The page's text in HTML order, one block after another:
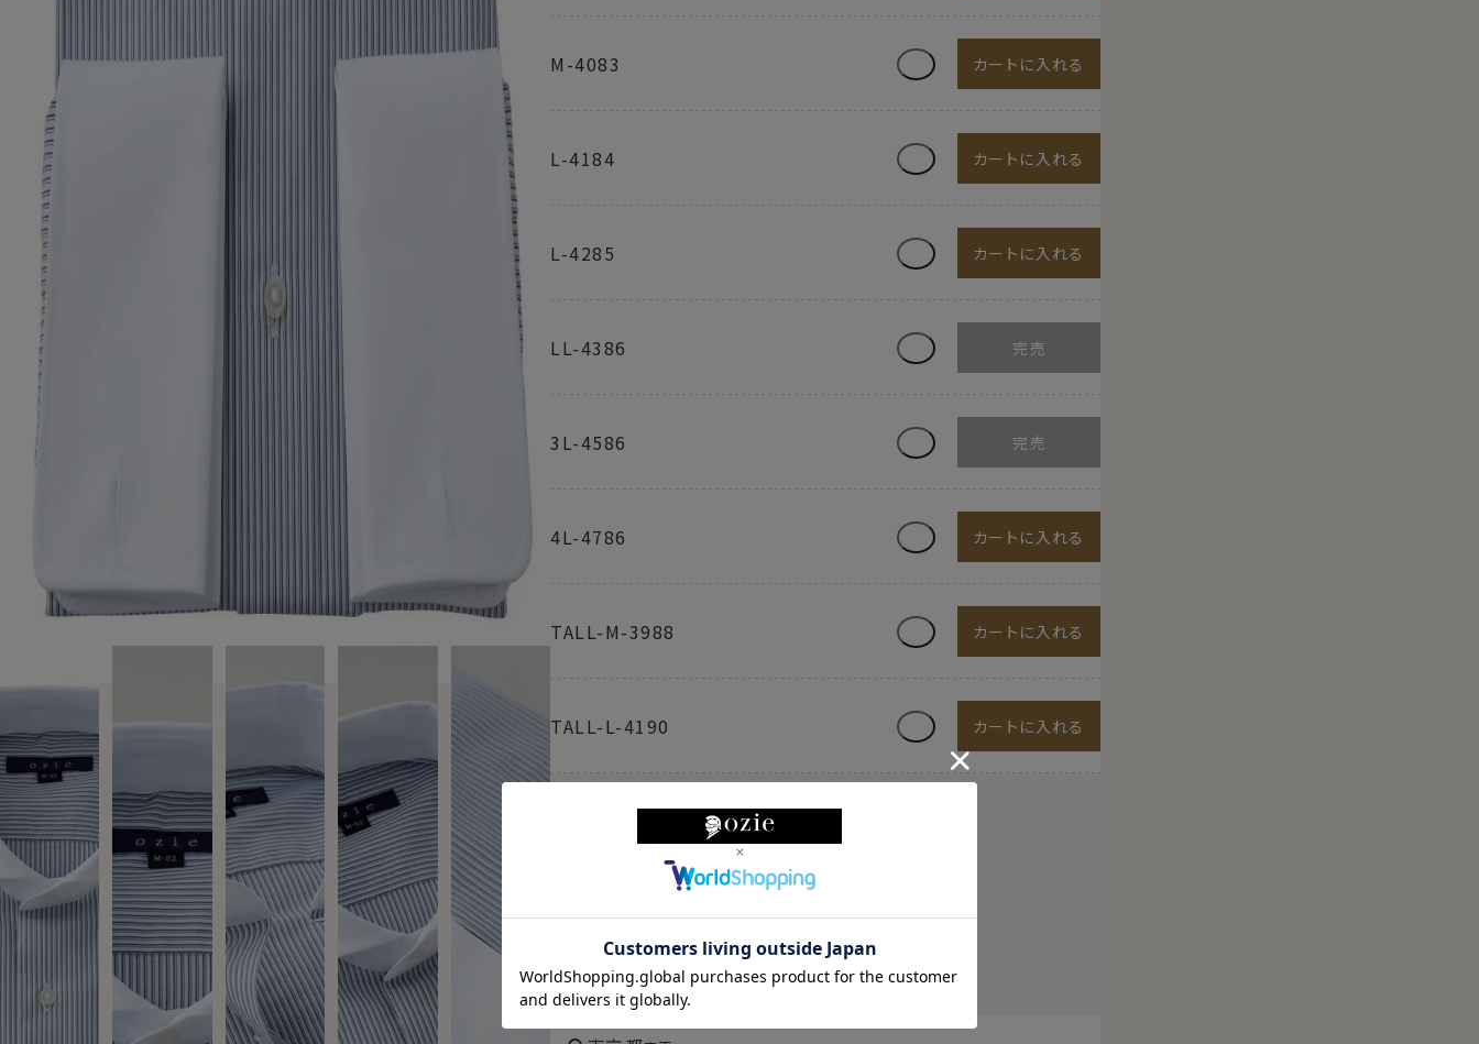
M-4083 カートに入れる
L-4184 カートに入れる
L-4285 カートに入れる
LL-4386
3L-4586
4L-4786 カートに入れる
TALL-M-3988 カートに入れる
TALL-L-4190 カートに入れる
【限定スポット商品】再入荷はございません
例）L-4184→首回り41cm・裄丈84cm
例）TALL-L-4190→首回り41cm・裄丈90cm